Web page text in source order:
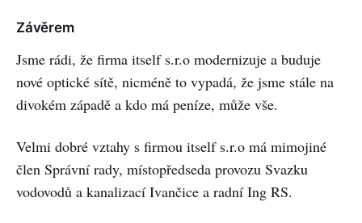
Závěrem
Jsme rádi, že firma itself s.r.o modernizuje a buduje
nové optické sítě, nicméně to vypadá, že jsme stále na
divokém západě a kdo má peníze, může vše.
Velmi dobré vztahy s firmou itself s.r.o má mimojiné
člen Správní rady, místopředseda provozu Svazku
vodovodů a kanalizací Ivančice a radní Ing RS.